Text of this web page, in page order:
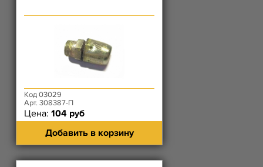
Код 03029
Арт. 308387-П
Цена: 104 руб
Добавить в корзину